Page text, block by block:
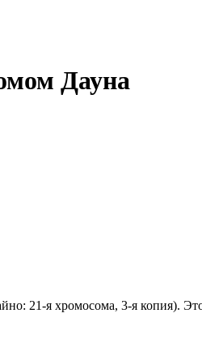
Дауна
21-я хромосома, 3-я